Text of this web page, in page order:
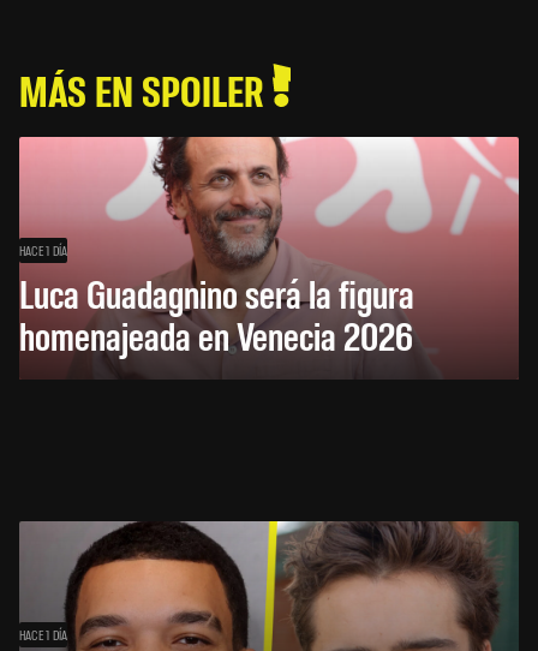
MÁS EN SPOILER
HACE 1 DÍA
Luca Guadagnino será la figura
homenajeada en Venecia 2026
HACE 1 DÍA